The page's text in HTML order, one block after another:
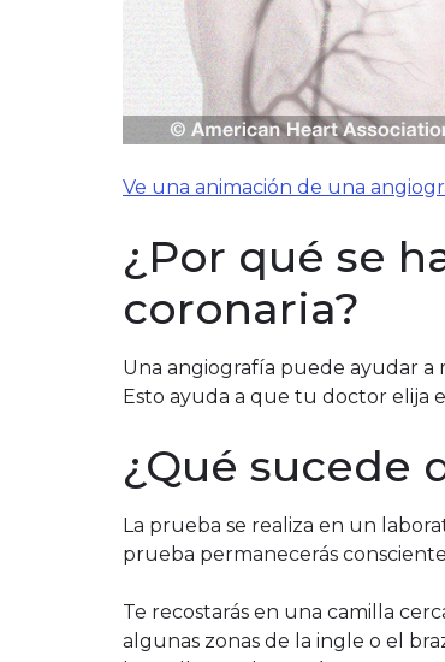
Ve una animación de una
¿Por qué se
coronaria?
Una angiografía puede ayudar a
Esto ayuda a que tu doctor elija
¿Qué sucede
La prueba se realiza en un
prueba permanecerás
Te recostarás en una camilla
algunas zonas de la ingle o el